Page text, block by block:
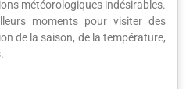
météorologiques indésirables.
moments pour visiter des
de la saison, de la température,